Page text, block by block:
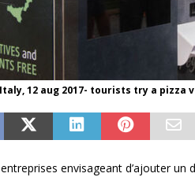
12 aug 2017- tourists try a pizza
envisageant d’ajouter